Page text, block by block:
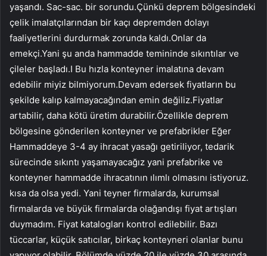
yaşandı. Sac-sac. bir sorundu.Çünkü deprem bölgesindeki
çelik imalatçılarından bir kaçı depremden dolayı
faaliyetlerini durdurmak zorunda kaldı.Onlar da
emekçi.Yani şu anda hammadde temininde sıkıntılar ve
çileler başladı.I Bu hızla konteyner imalatına devam
edebilir miyiz bilmiyorum.Devam edersek fiyatların bu
şekilde kalıp kalmayacağından emin değiliz.Fiyatlar
artabilir, daha kötü üretim durabilir.Özellikle deprem
bölgesine gönderilen konteyner ve prefabrikler Eğer
Hammaddeye 3-4 ay ihracat yasağı getiriliyor, tedarik
sürecinde sıkıntı yaşamayacağız yani prefabrike ve
konteyner hammadde ihracatının ılımlı olmasını istiyoruz.
kısa da olsa yedi. Yani teyner firmalarda, kurumsal
firmalarda ve büyük firmalarda olağandışı fiyat artışları
duymadım. Fiyat katalogları kontrol edilebilir. Bazı
tüccarlar, küçük satıcılar, birkaç konteyneri olanlar bunu